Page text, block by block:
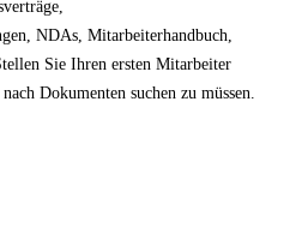
NDAs, Mitarbeiterhandbuch,
Sie Ihren ersten Mitarbeiter
Dokumenten suchen zu müssen.